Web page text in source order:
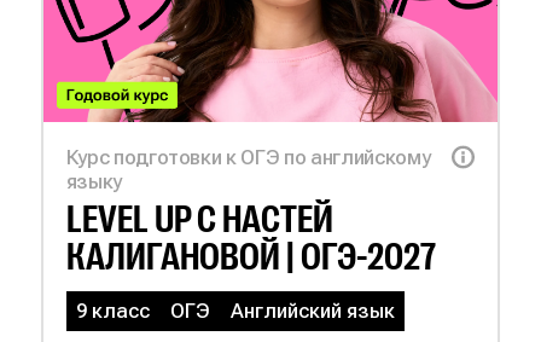
Курс подготовки к ОГЭ по английскому
языку
LEVEL UP СНАСТЕЙ
КАЛИГАНОВОЙ | ОГЭ-2027
9 класс ОГЭ
Английский язык